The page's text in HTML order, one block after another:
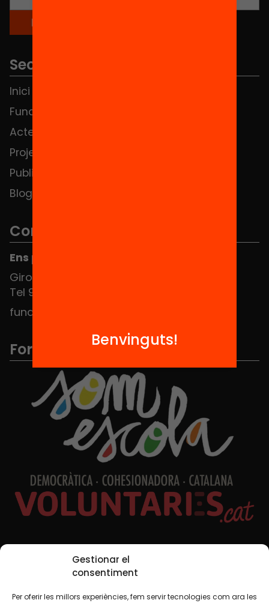
Gestionar el
consentiment
Per oferir les millors experiències, fem servir tecnologies com ara les
Seccions
Inici
Fundació
Actes
Projectes
Publicacions i vídeos
Blog
Contacte
Ens pots trobar al Hub Social
Girona 34, interior 08010 Barcelona
Tel 934 588 700
fundacio@equitat.org
Formem part de...
Xarxes Socials
Benvinguts!